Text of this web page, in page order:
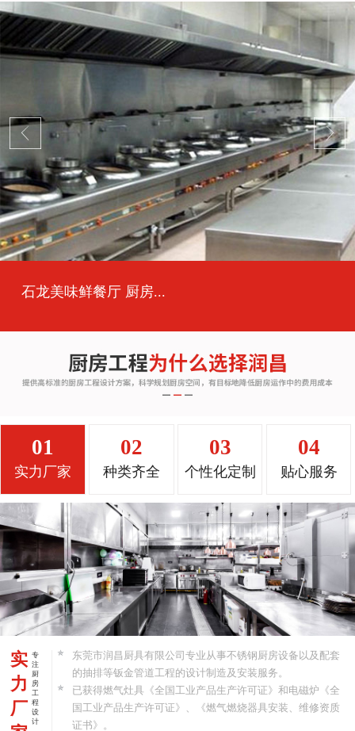
石龙美味鲜餐厅 厨房...
01
实力厂家
02
种类齐全
03
个性化定制
04
贴心服务
实
力
厂
专
注
厨
房
工
程
设
计
东莞市润昌厨具有限公司专业从事不锈钢厨房设备以及配套
的抽排等钣金管道工程的设计制造及安装服务。
已获得燃气灶具《全国工业产品生产许可证》和电磁炉《全
国工业产品生产许可证》、《燃气燃烧器具安装、维修资质
证书》。